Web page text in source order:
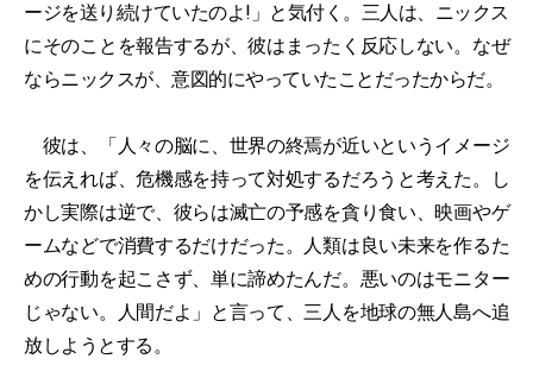
ージを送り続けていたのよ!」と気付く。三人は、ニックス
にそのことを報告するが、彼はまったく反応しない。なぜ
ならニックスが、意図的にやっていたことだったからだ。
彼は、「人々の脳に、世界の終焉が近いというイメージ
を伝えれば、危機感を持って対処するだろうと考えた。し
かし実際は逆で、彼らは滅亡の予感を貪り食い、映画やゲ
ームなどで消費するだけだった。人類は良い未来を作るた
めの行動を起こさず、単に諦めたんだ。悪いのはモニター
じゃない。人間だよ」と言って、三人を地球の無人島へ追
放しようとする。